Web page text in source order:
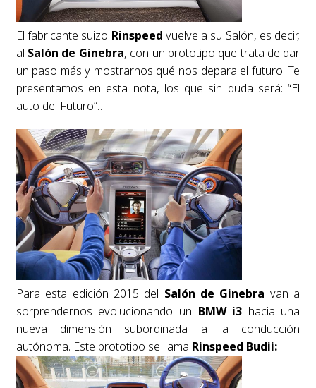
El fabricante suizo Rinspeed vuelve a su Salón, es decir,
al Salón de Ginebra, con un prototipo que trata de dar
un paso más y mostrarnos qué nos depara el futuro. Te
presentamos en esta nota, los que sin duda será: “El
auto del Futuro”…
Para esta edición 2015 del Salón de Ginebra van a
sorprendernos evolucionando un BMW i3 hacia una
nueva dimensión subordinada a la conducción
autónoma. Este prototipo se llama Rinspeed Budii: